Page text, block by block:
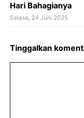
Hari Bahagianya
Selasa, 24 Juni 2025
Tinggalkan